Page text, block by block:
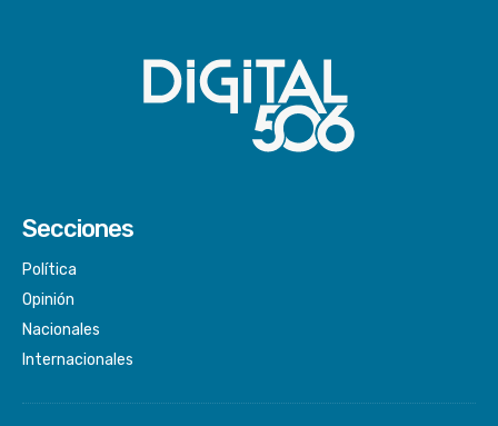
Secciones
Política
Opinión
Nacionales
Internacionales